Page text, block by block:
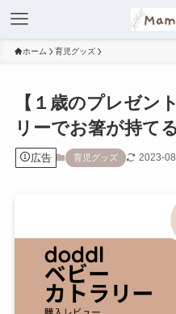
ホーム 育児グッズ
【１歳のプレゼン
リーでお箸が持て
広告 育児グッズ 2023-